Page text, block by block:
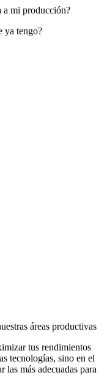
a mi producción?
ya tengo?
áreas productivas
tus rendimientos
tecnologías, sino en el
más adecuadas para